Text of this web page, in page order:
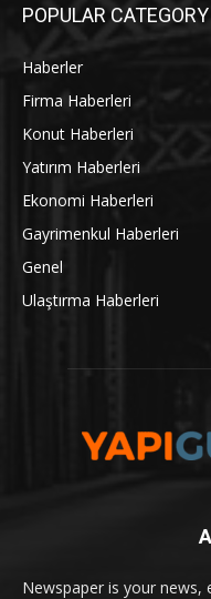
POPULAR CATEGORY
Haberler
Firma Haberleri
Konut Haberleri
Yatırım Haberleri
Ekonomi Haberleri
Gayrimenkul Haberleri
Genel
Ulaştırma Haberleri
Newspaper is your